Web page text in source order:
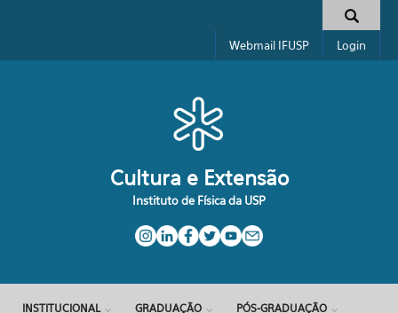
Formulário de busca
Webmail IFUSP Login
Cultura e Extensão
Instituto de Física da USP
INSTITUCIONAL GRADUAÇÃO PÓS-GRADUAÇÃO